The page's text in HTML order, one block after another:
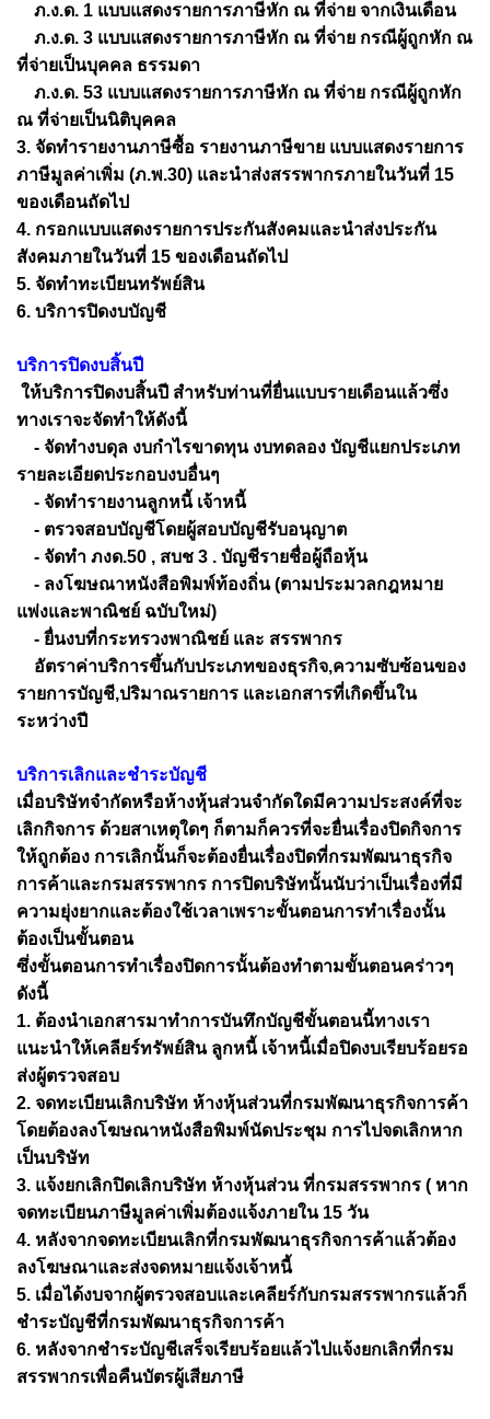
ภ.ง.ด. 1 แบบแสดงรายการภาษีหัก ณ ที่จ่าย จากเงินเดือน
ภ.ง.ด. 3 แบบแสดงรายการภาษีหัก ณ ที่จ่าย กรณีผู้ถูกหัก ณ
ที่จ่ายเป็นบุคคล ธรรมดา
ภ.ง.ด. 53 แบบแสดงรายการภาษีหัก ณ ที่จ่าย กรณีผู้ถูกหัก
ณ ที่จ่ายเป็นนิติบุคคล
3. จัดทำรายงานภาษีซื้อ รายงานภาษีขาย แบบแสดงรายการ
ภาษีมูลค่าเพิ่ม (ภ.พ.30) และนำส่งสรรพากรภายในวันที่ 15
ของเดือนถัดไป
4. กรอกแบบแสดงรายการประกันสังคมและนำส่งประกัน
สังคมภายในวันที่ 15 ของเดือนถัดไป
5. จัดทำทะเบียนทรัพย์สิน
6. บริการปิดงบบัญชี
บริการปิดงบสิ้นปี
ให้บริการปิดงบสิ้นปี สำหรับท่านที่ยื่นแบบรายเดือนแล้วซึ่ง
ทางเราจะจัดทำให้ดังนี้
- จัดทำงบดุล งบกำไรขาดทุน งบทดลอง บัญชีแยกประเภท
รายละเอียดประกอบงบอื่นๆ
- จัดทำรายงานลูกหนี้ เจ้าหนี้
- ตรวจสอบบัญชีโดยผู้สอบบัญชีรับอนุญาต
- จัดทำ ภงด.50 , สบช 3 . บัญชีรายชื่อผู้ถือหุ้น
- ลงโฆษณาหนังสือพิมพ์ท้องถิ่น (ตามประมวลกฎหมาย
แพ่งและพาณิชย์ ฉบับใหม่)
- ยื่นงบที่กระทรวงพาณิชย์ และ สรรพากร
อัตราค่าบริการขึ้นกับประเภทของธุรกิจ,ความซับซ้อนของ
รายการบัญชี,ปริมาณรายการ และเอกสารที่เกิดขึ้นใน
ระหว่างปี
บริการเลิกและชำระบัญชี
เมื่อบริษัทจำกัดหรือห้างหุ้นส่วนจำกัดใดมีความประสงค์ที่จะ
เลิกกิจการ ด้วยสาเหตุใดๆ ก็ตามก็ควรที่จะยื่นเรื่องปิดกิจการ
ให้ถูกต้อง การเลิกนั้นก็จะต้องยื่นเรื่องปิดที่กรมพัฒนาธุรกิจ
การค้าและกรมสรรพากร การปิดบริษัทนั้นนับว่าเป็นเรื่องที่มี
ความยุ่งยากและต้องใช้เวลาเพราะขั้นตอนการทำเรื่องนั้น
ต้องเป็นขั้นตอน
ซึ่งขั้นตอนการทำเรื่องปิดการนั้นต้องทำตามขั้นตอนคร่าวๆ
ดังนี้
1. ต้องนำเอกสารมาทำการบันทึกบัญชีขั้นตอนนี้ทางเรา
แนะนำให้เคลียร์ทรัพย์สิน ลูกหนี้ เจ้าหนี้เมื่อปิดงบเรียบร้อยรอ
ส่งผู้ตรวจสอบ
2. จดทะเบียนเลิกบริษัท ห้างหุ้นส่วนที่กรมพัฒนาธุรกิจการค้า
โดยต้องลงโฆษณาหนังสือพิมพ์นัดประชุม การไปจดเลิกหาก
เป็นบริษัท
3. แจ้งยกเลิกปิดเลิกบริษัท ห้างหุ้นส่วน ที่กรมสรรพากร ( หาก
จดทะเบียนภาษีมูลค่าเพิ่มต้องแจ้งภายใน 15 วัน
4. หลังจากจดทะเบียนเลิกที่กรมพัฒนาธุรกิจการค้าแล้วต้อง
ลงโฆษณาและส่งจดหมายแจ้งเจ้าหนี้
5. เมื่อได้งบจากผู้ตรวจสอบและเคลียร์กับกรมสรรพากรแล้วก็
ชำระบัญชีที่กรมพัฒนาธุรกิจการค้า
6. หลังจากชำระบัญชีเสร็จเรียบร้อยแล้วไปแจ้งยกเลิกที่กรม
สรรพากรเพื่อคืนบัตรผู้เสียภาษี